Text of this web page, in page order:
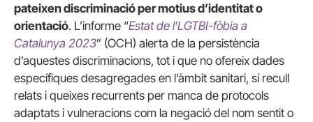
pateixen discriminació per motius d’identitat o
orientació. L’informe “Estat de l’LGTBI-fòbia a
Catalunya 2023” (OCH) alerta de la persistència
d’aquestes discriminacions, tot i que no ofereix dades
específiques desagregades en l’àmbit sanitari, sí recull
relats i queixes recurrents per manca de protocols
adaptats i vulneracions com la negació del nom sentit o